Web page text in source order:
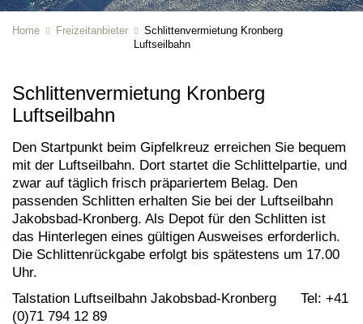
Home Freizeitanbieter
Schlittenvermietung Kronberg
Luftseilbahn
Schlittenvermietung Kronberg
Luftseilbahn
Den Startpunkt beim Gipfelkreuz erreichen Sie bequem
mit der Luftseilbahn. Dort startet die Schlittelpartie, und
zwar auf täglich frisch präpariertem Belag. Den
passenden Schlitten erhalten Sie bei der Luftseilbahn
Jakobsbad-Kronberg. Als Depot für den Schlitten ist
das Hinterlegen eines gültigen Ausweises erforderlich.
Die Schlittenrückgabe erfolgt bis spätestens um 17.00
Uhr.
Talstation Luftseilbahn Jakobsbad-Kronberg Tel: +41
(0)71 794 12 89